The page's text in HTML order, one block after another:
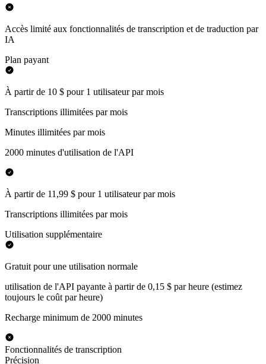
Accès limité aux fonctionnalités de transcription et de traduction par
IA
Plan payant
À partir de 10 $ pour 1 utilisateur par mois
Transcriptions illimitées par mois
Minutes illimitées par mois
2000 minutes d'utilisation de l'API
À partir de 11,99 $ pour 1 utilisateur par mois
Transcriptions illimitées par mois
Utilisation supplémentaire
Gratuit pour une utilisation normale
utilisation de l'API payante à partir de 0,15 $ par heure (estimez
toujours le coût par heure)
Recharge minimum de 2000 minutes
Fonctionnalités de transcription
Précision